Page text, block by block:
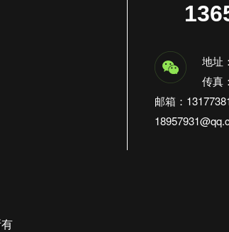
地址
传真
邮箱：